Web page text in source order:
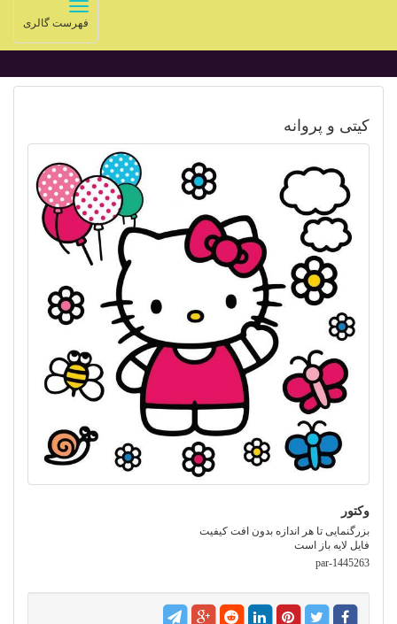
navigation
فهرست گالری
کیتی و پروانه
وکتور
بزرگنمایی تا هر اندازه بدون افت کیفیت
فایل لایه باز است
par-1445263